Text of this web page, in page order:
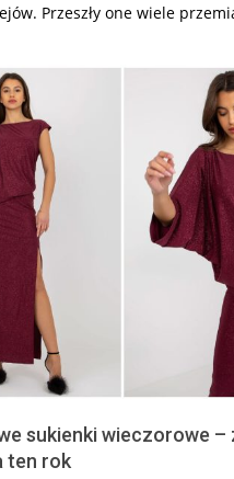
Przeszły one wiele
sukienki wieczorowe –
ten rok